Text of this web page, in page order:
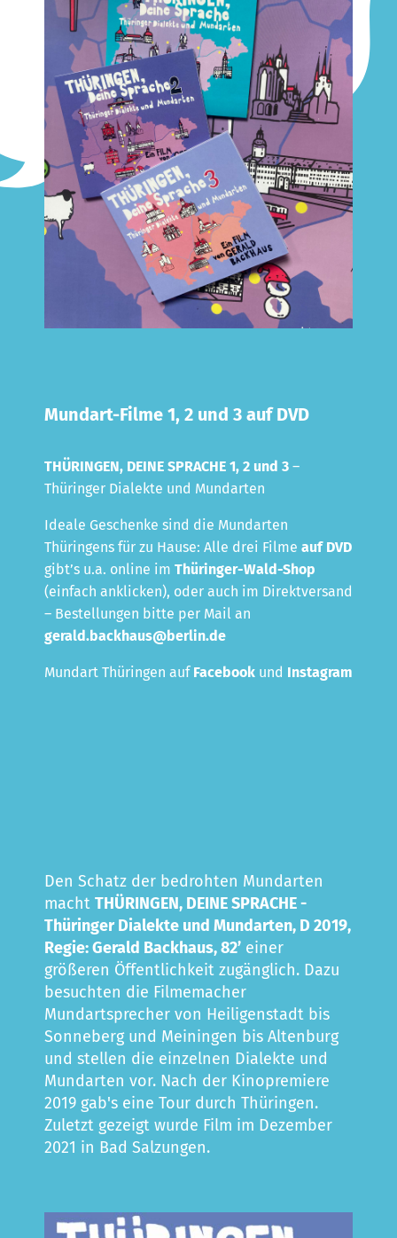
Mundart-Filme 1, 2 und 3 auf DVD
THÜRINGEN, DEINE SPRACHE 1, 2 und 3 –
Thüringer Dialekte und Mundarten
Ideale Geschenke sind die Mundarten
Thüringens für zu Hause: Alle drei Filme auf DVD
gibt’s u.a. online im Thüringer-Wald-Shop
(einfach anklicken), oder auch im Direktversand
– Bestellungen bitte per Mail an
gerald.backhaus@berlin.de
Mundart Thüringen auf Facebook und Instagram
Den Schatz der bedrohten Mundarten
macht THÜRINGEN, DEINE SPRACHE -
Thüringer Dialekte und Mundarten, D 2019,
Regie: Gerald Backhaus, 82’ einer
größeren Öffentlichkeit zugänglich. Dazu
besuchten die Filmemacher
Mundartsprecher von Heiligenstadt bis
Sonneberg und Meiningen bis Altenburg
und stellen die einzelnen Dialekte und
Mundarten vor. Nach der Kinopremiere
2019 gab's eine Tour durch Thüringen.
Zuletzt gezeigt wurde Film im Dezember
2021 in Bad Salzungen.